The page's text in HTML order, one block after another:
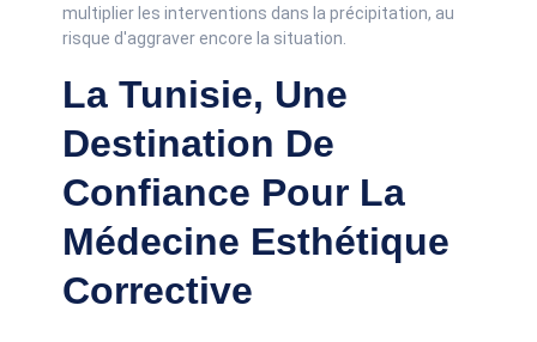
multiplier les interventions dans la précipitation, au
risque d'aggraver encore la situation.
La Tunisie, Une
Destination De
Confiance Pour La
Médecine Esthétique
Corrective